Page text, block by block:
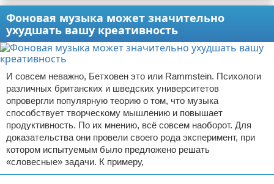
Фоновая музыка может значительно
ухудшать вашу креативность
И совсем неважно, Бетховен это или Rammstein. Психологи
различных британских и шведских университетов
опровергли популярную теорию о том, что музыка
способствует творческому мышлению и повышает
продуктивность. По их мнению, всё совсем наоборот. Для
доказательства они провели своего рода эксперимент, при
котором испытуемым было предложено решать
«словесные» задачи. К примеру,